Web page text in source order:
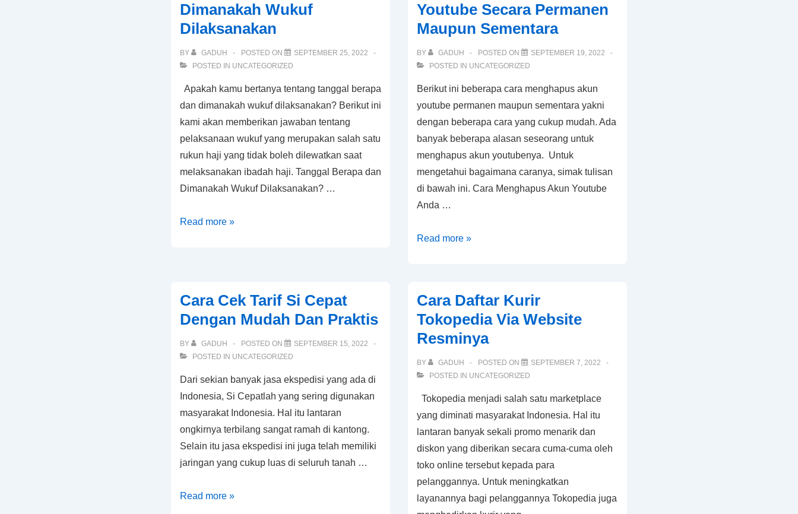
Pernikahan
Laku
Terjual
Dimanakah Wukuf
Dilaksanakan
BY GADUH POSTED ON
SEPTEMBER 25, 2022
POSTED IN UNCATEGORIZED
Apakah kamu bertanya tentang tanggal berapa
dan dimanakah wukuf dilaksanakan? Berikut ini
kami akan memberikan jawaban tentang
pelaksanaan wukuf yang merupakan salah satu
rukun haji yang tidak boleh dilewatkan saat
melaksanakan ibadah haji. Tanggal Berapa dan
Dimanakah Wukuf Dilaksanakan? …
Tanggal
Dilaksanakan
Read more »
Youtube Secara Permanen
Maupun Sementara
BY GADUH POSTED ON
SEPTEMBER 19, 2022
POSTED IN UNCATEGORIZED
Berikut ini beberapa cara menghapus akun
youtube permanen maupun sementara yakni
dengan beberapa cara yang cukup mudah. Ada
banyak beberapa alasan seseorang untuk
menghapus akun youtubenya. Untuk
mengetahui bagaimana caranya, simak tulisan
di bawah ini. Cara Menghapus Akun Youtube
Anda …
Ini
Youtube
Secara
Permanen
Sementara
Read more »
Cara Cek Tarif Si Cepat
Dengan Mudah Dan Praktis
BY GADUH POSTED ON
SEPTEMBER 15, 2022
POSTED IN UNCATEGORIZED
Dari sekian banyak jasa ekspedisi yang ada di
Indonesia, Si Cepatlah yang sering digunakan
masyarakat Indonesia. Hal itu lantaran
ongkirnya terbilang sangat ramah di kantong.
Selain itu jasa ekspedisi ini juga telah memiliki
jaringan yang cukup luas di seluruh tanah …
Cara
Read more »
Cara Daftar Kurir
Tokopedia Via Website
Resminya
BY GADUH POSTED ON
SEPTEMBER 7, 2022
POSTED IN UNCATEGORIZED
Tokopedia menjadi salah satu marketplace
yang diminati masyarakat Indonesia. Hal itu
lantaran banyak sekali promo menarik dan
diskon yang diberikan secara cuma-cuma oleh
toko online tersebut kepada para
pelanggannya. Untuk meningkatkan
layanannya bagi pelanggannya Tokopedia juga